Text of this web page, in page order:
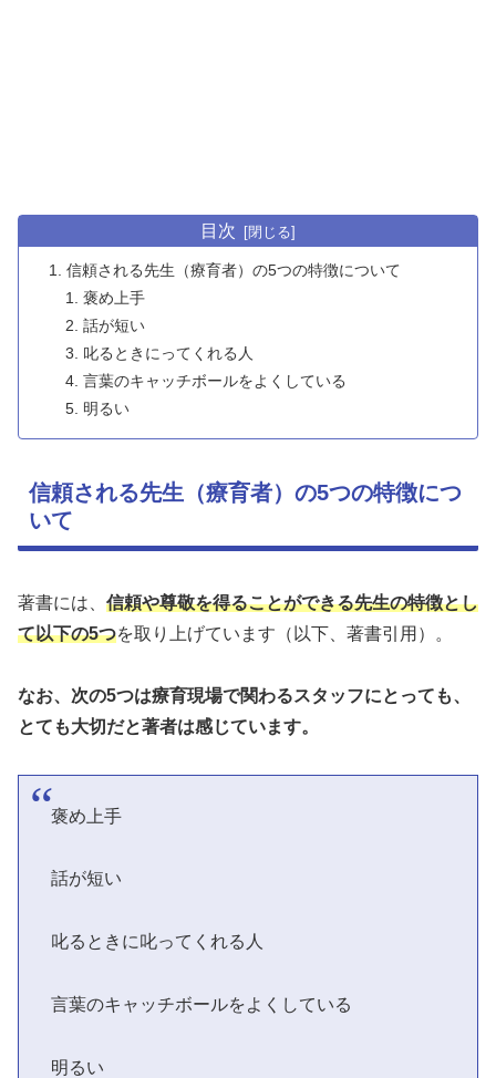
目次
信頼される先生（療育者）の5つの特徴について
褒め上手
話が短い
叱るときにってくれる人
言葉のキャッチボールをよくしている
明るい
信頼される先生（療育者）の5つの特徴につ
いて
著書には、 信頼や尊敬を得ることができる先生の特徴とし
て以下の5つを取り上げています（以下、著書引用）。
なお、次の5つは療育現場で関わるスタッフにとっても、
とても大切だと著者は感じています。
褒め上手
話が短い
叱るときに叱ってくれる人
言葉のキャッチボールをよくしている
明るい